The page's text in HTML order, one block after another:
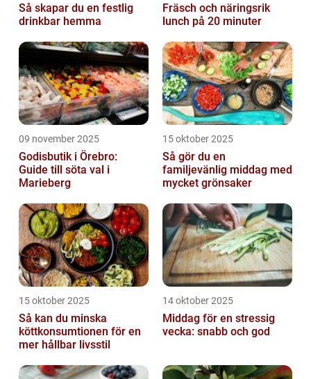
Så skapar du en festlig
drinkbar hemma
Fräsch och näringsrik
lunch på 20 minuter
09 november 2025
Godisbutik i Örebro:
Guide till söta val i
Marieberg
15 oktober 2025
Så gör du en
familjevänlig middag med
mycket grönsaker
15 oktober 2025
Så kan du minska
köttkonsumtionen för en
mer hållbar livsstil
14 oktober 2025
Middag för en stressig
vecka: snabb och god